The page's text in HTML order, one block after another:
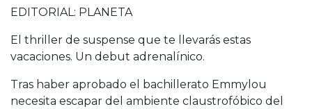
EDITORIAL: PLANETA
El thriller de suspense que te llevarás estas
vacaciones. Un debut adrenalínico.
Tras haber aprobado el bachillerato Emmylou
necesita escapar del ambiente claustrofóbico del